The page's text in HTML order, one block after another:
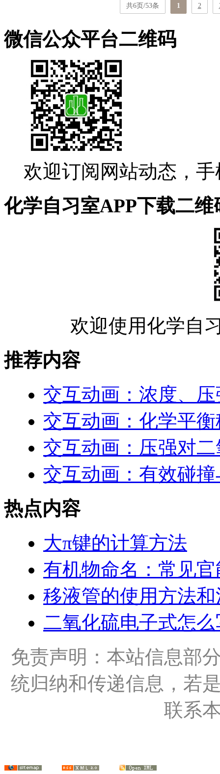
共6页/53条 1 2
微信公众平台二维码
欢迎订阅网站动态，
化学自习室APP下载二维
欢迎使用化学自
推荐内容
交互动画：浓度、
交互动画：化学平
交互动画：压强对
交互动画：有效碰
热点内容
大π键的计算方法
有机物命名：常见
移液管的使用方法
二氧化硫电子式怎
免责声明：本站信息部
统归纳和传递信息，若
联系